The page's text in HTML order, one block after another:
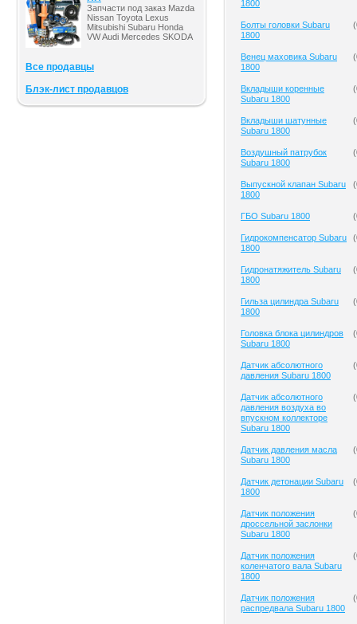
Запчасти под заказ Mazda
Nissan Toyota Lexus
Mitsubishi Subaru Honda
VW Audi Mercedes SKODA
Все продавцы
Блэк-лист продавцов
1800
Болты головки Subaru
1800
(
Венец маховика Subaru
1800
(
Вкладыши коренные
Subaru 1800
(
Вкладыши шатунные
Subaru 1800
(
Воздушный патрубок
Subaru 1800
(
Выпускной клапан Subaru
1800
(
ГБО Subaru 1800 (
Гидрокомпенсатор Subaru
1800
(
Гидронатяжитель Subaru
1800
(
Гильза цилиндра Subaru
1800
(
Головка блока цилиндров
Subaru 1800
(
Датчик абсолютного
давления Subaru 1800
(
Датчик абсолютного
давления воздуха во
впускном коллекторе
Subaru 1800
(
Датчик давления масла
Subaru 1800
(
Датчик детонации Subaru
1800
(
Датчик положения
дроссельной заслонки
Subaru 1800
(
Датчик положения
коленчатого вала Subaru
1800
(
Датчик положения
распредвала Subaru 1800
(